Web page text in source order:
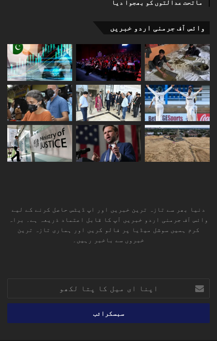
ماتحت عدالتوں کو بھجوا دیا
وائس آف جرمنی اردو خبریں
دنیا بھر سے تازہ ترین خبریں اور اپ ڈیٹس حاصل کرنے کے لیے
وائس آف جرمنی اردو خبریں آپ کا قابل اعتماد ذریعہ ہے۔ براہ
کرم ہمیں سوشل میڈیا پر فالو کریں اور ہماری تازہ ترین
خبروں سے باخبر رہیں۔
ای
میل
پتا